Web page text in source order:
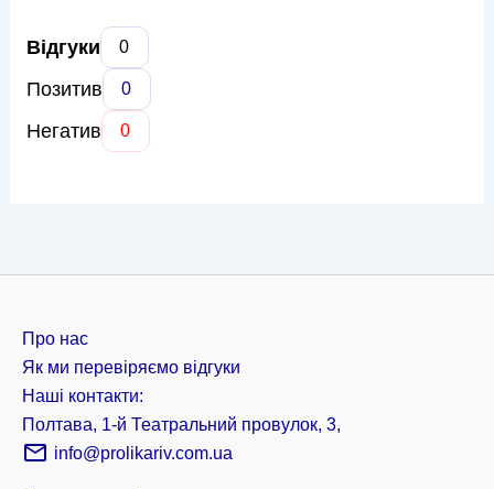
Відгуки 0
Позитив 0
Негатив 0
Про нас
Як ми перевіряємо відгуки
Наші контакти:
Полтава, 1-й Театральний провулок, 3,
info@prolikariv.com.ua